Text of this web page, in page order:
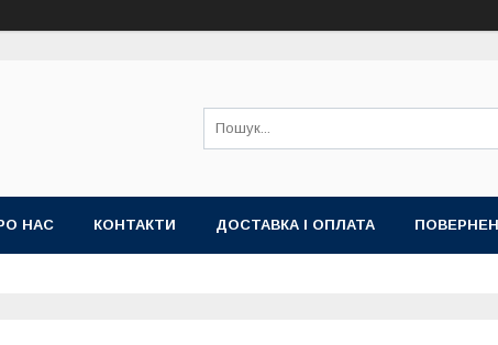
НАС КОНТАКТИ ДОСТАВКА І ОПЛАТА